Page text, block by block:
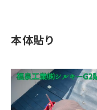
本体貼り